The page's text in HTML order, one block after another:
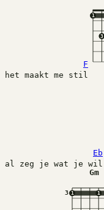
F
1
3
het maakt me stil
Eb
al zeg je wat je wil
Gm
3 1 1